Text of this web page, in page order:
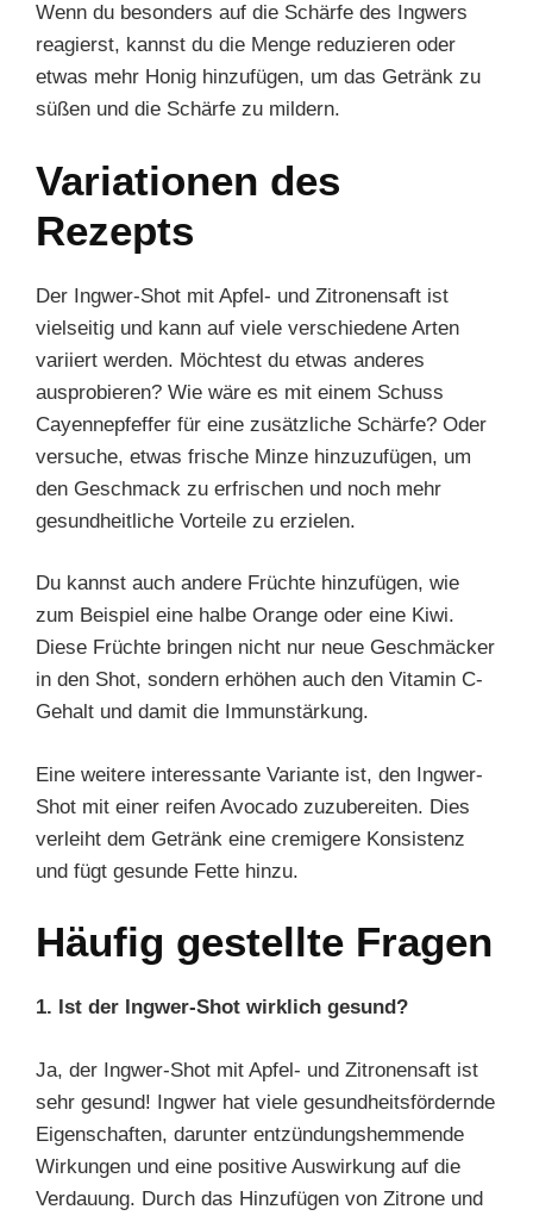
Wenn du besonders auf die Schärfe des Ingwers
reagierst, kannst du die Menge reduzieren oder
etwas mehr Honig hinzufügen, um das Getränk zu
süßen und die Schärfe zu mildern.
Variationen des
Rezepts
Der Ingwer-Shot mit Apfel- und Zitronensaft ist
vielseitig und kann auf viele verschiedene Arten
variiert werden. Möchtest du etwas anderes
ausprobieren? Wie wäre es mit einem Schuss
Cayennepfeffer für eine zusätzliche Schärfe? Oder
versuche, etwas frische Minze hinzuzufügen, um
den Geschmack zu erfrischen und noch mehr
gesundheitliche Vorteile zu erzielen.
Du kannst auch andere Früchte hinzufügen, wie
zum Beispiel eine halbe Orange oder eine Kiwi.
Diese Früchte bringen nicht nur neue Geschmäcker
in den Shot, sondern erhöhen auch den Vitamin C-
Gehalt und damit die Immunstärkung.
Eine weitere interessante Variante ist, den Ingwer-
Shot mit einer reifen Avocado zuzubereiten. Dies
verleiht dem Getränk eine cremigere Konsistenz
und fügt gesunde Fette hinzu.
Häufig gestellte Fragen
1. Ist der Ingwer-Shot wirklich gesund?
Ja, der Ingwer-Shot mit Apfel- und Zitronensaft ist
sehr gesund! Ingwer hat viele gesundheitsfördernde
Eigenschaften, darunter entzündungshemmende
Wirkungen und eine positive Auswirkung auf die
Verdauung. Durch das Hinzufügen von Zitrone und